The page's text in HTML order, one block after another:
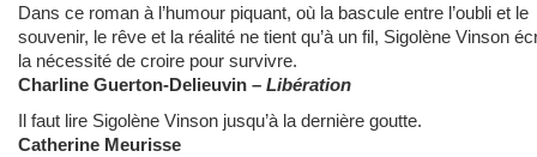
Dans ce roman à l’humour piquant, où la bascule entre l’oubli et le
souvenir, le rêve et la réalité ne tient qu’à un fil, Sigolène Vinson
la nécessité de croire pour survivre.
Charline Guerton-Delieuvin – Libération
Il faut lire Sigolène Vinson jusqu’à la dernière goutte.
Catherine Meurisse